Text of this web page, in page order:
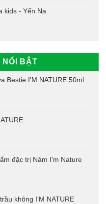
kids - Yến Na
NỔI BẬT
Bestie I'M NATURE 50ml
đặc trị Nám I'm Nature
không I'M NATURE